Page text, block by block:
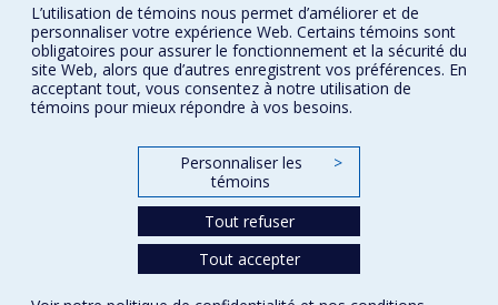
L’utilisation de témoins nous permet d’améliorer et de
personnaliser votre expérience Web. Certains témoins sont
obligatoires pour assurer le fonctionnement et la sécurité du
site Web, alors que d’autres enregistrent vos préférences. En
acceptant tout, vous consentez à notre utilisation de
témoins pour mieux répondre à vos besoins.
Personnaliser les
témoins
>
Tout refuser
Tout accepter